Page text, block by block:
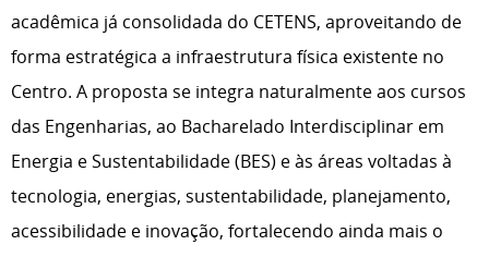
acadêmica já consolidada do CETENS, aproveitando de
forma estratégica a infraestrutura física existente no
Centro. A proposta se integra naturalmente aos cursos
das Engenharias, ao Bacharelado Interdisciplinar em
Energia e Sustentabilidade (BES) e às áreas voltadas à
tecnologia, energias, sustentabilidade, planejamento,
acessibilidade e inovação, fortalecendo ainda mais o